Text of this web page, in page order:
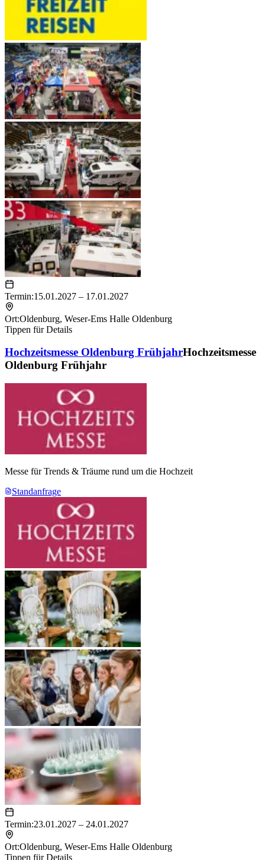
Termin:15.01.2027 – 17.01.2027
Ort:Oldenburg, Weser-Ems Halle Oldenburg
Tippen für Details
Hochzeitsmesse Oldenburg FrühjahrHochzeitsmesse
Oldenburg Frühjahr
Messe für Trends & Träume rund um die Hochzeit
Standanfrage
Termin:23.01.2027 – 24.01.2027
Ort:Oldenburg, Weser-Ems Halle Oldenburg
Tippen für Details